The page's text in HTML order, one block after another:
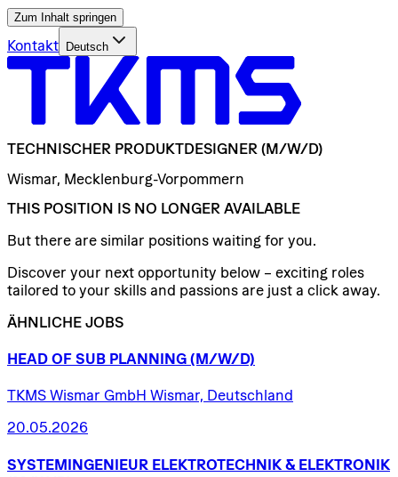
Zum Inhalt springen
Kontakt Deutsch
TECHNISCHER PRODUKTDESIGNER (M/W/D)
Wismar, Mecklenburg-Vorpommern
THIS POSITION IS NO LONGER AVAILABLE
But there are similar positions waiting for you.
Discover your next opportunity below – exciting roles
tailored to your skills and passions are just a click away.
ÄHNLICHE JOBS
HEAD OF SUB PLANNING (M/W/D)
TKMS Wismar GmbH Wismar, Deutschland
20.05.2026
SYSTEMINGENIEUR ELEKTROTECHNIK & ELEKTRONIK